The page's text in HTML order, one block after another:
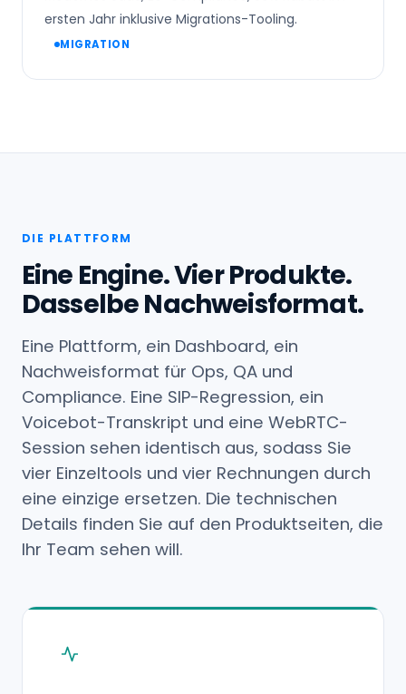
ersten Jahr inklusive Migrations-Tooling.
MIGRATION
DIE PLATTFORM
Eine Engine. Vier Produkte.
Dasselbe Nachweisformat.
Eine Plattform, ein Dashboard, ein
Nachweisformat für Ops, QA und
Compliance. Eine SIP-Regression, ein
Voicebot-Transkript und eine WebRTC-
Session sehen identisch aus, sodass Sie
vier Einzeltools und vier Rechnungen durch
eine einzige ersetzen. Die technischen
Details finden Sie auf den Produktseiten, die
Ihr Team sehen will.